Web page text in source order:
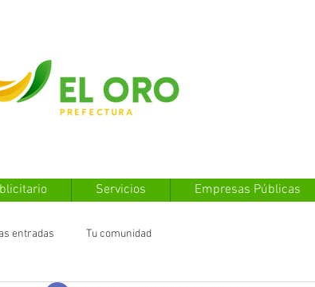
Servicios Empresas Públicas
entradas Tu comunidad